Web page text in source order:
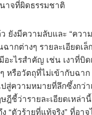
าจที่ผิดธรรมชาติ
ยังมีความลับและ “ควา
ากต่างๆ รายละเอียดเล็
อะไรสำคัญ เช่น เงาที่บิด
หรือวัตถุที่ไม่เข้ากับฉาก
สู่ความหมายที่ลึกซึ้งกว่
ฎีชี้ว่ารายละเอียดเหล่า
“ตัวร้ายที่แท้จริง” ที่อา